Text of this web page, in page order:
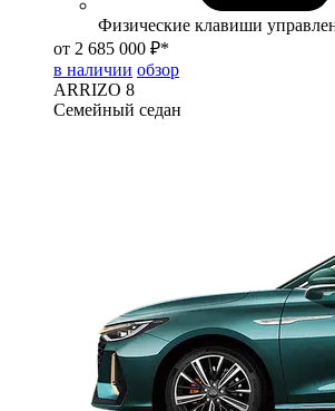
Физические клавиши
от 2 685 000 ₽*
в наличии обзор
ARRIZO 8
Семейный седан